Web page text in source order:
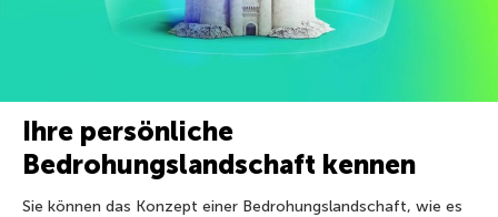
Ihre persönliche
Bedrohungslandschaft kennen
Sie können das Konzept einer Bedrohungslandschaft, wie es